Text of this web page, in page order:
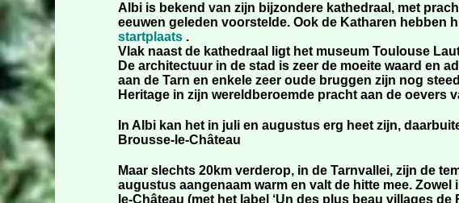
Albi is bekend van zijn bijzondere kathedraal, met
eeuwen geleden voorstelde. Ook de Katharen hebben
startplaats.
Vlak naast de kathedraal ligt het museum Toulouse
De architectuur in de stad is zeer de moeite waard en
aan de Tarn en enkele zeer oude bruggen zijn nog
Heritage in zijn wereldberoemde pracht aan de oevers
In Albi kan het in juli en augustus erg heet zijn,
Brousse-le-Château
Maar slechts 20km verderop, in de Tarnvallei, zijn de
augustus aangenaam warm en valt de hitte mee.
le-Château (met het label ‘Un des plus beau villages de